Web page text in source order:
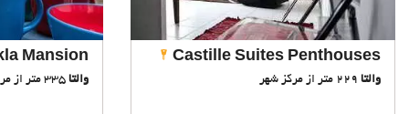
Castille Suites Penthouses
والتا
Mansion
والتا